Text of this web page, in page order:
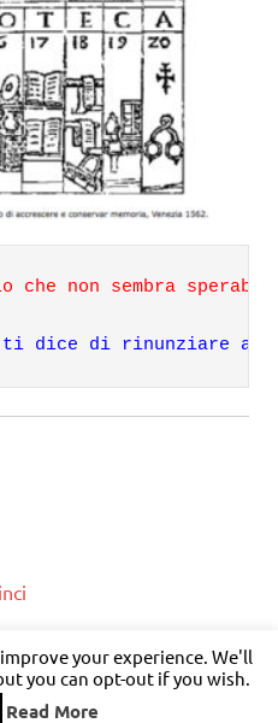
che non sembra
ti dice di rinunziare
News by ThemeZee.
your experience. We'll
you can opt-out if you wish.
Read More